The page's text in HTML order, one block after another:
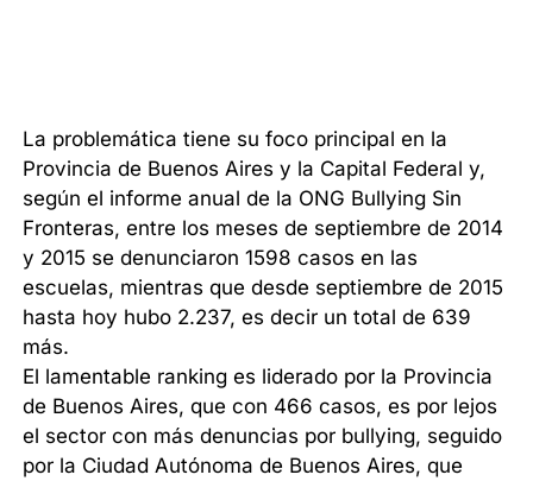
La problemática tiene su foco principal en la
Provincia de Buenos Aires y la Capital Federal y,
según el informe anual de la ONG Bullying Sin
Fronteras, entre los meses de septiembre de 2014
y 2015 se denunciaron 1598 casos en las
escuelas, mientras que desde septiembre de 2015
hasta hoy hubo 2.237, es decir un total de 639
más.
El lamentable ranking es liderado por la Provincia
de Buenos Aires, que con 466 casos, es por lejos
el sector con más denuncias por bullying, seguido
por la Ciudad Autónoma de Buenos Aires, que